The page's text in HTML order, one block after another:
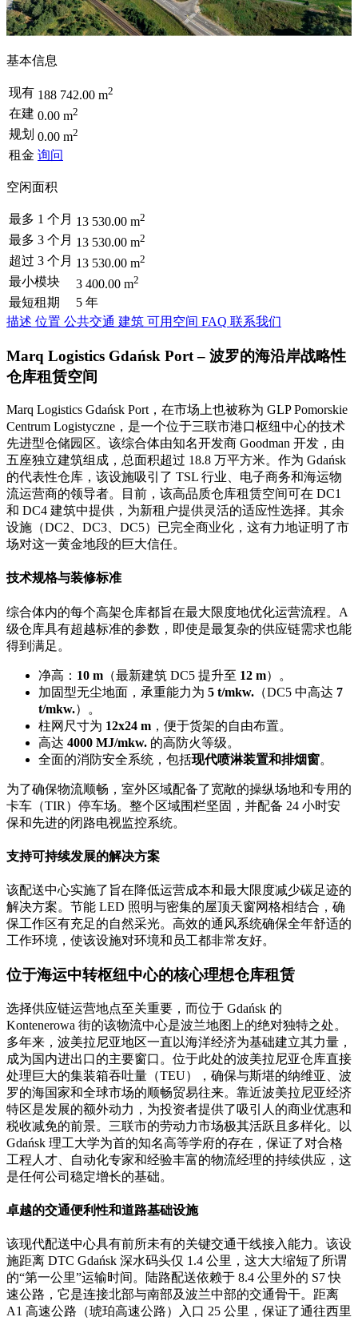
基本信息
现有 188 742.00 m2
在建 0.00 m2
规划 0.00 m2
租金 询问
空闲面积
最多 1 个月 13 530.00 m2
最多 3 个月 13 530.00 m2
超过 3 个月 13 530.00 m2
最小模块 3 400.00 m2
最短租期
5 年
描述 位置 公共交通 建筑 可用空间 FAQ 联系我们
Marq Logistics Gdańsk Port – 波罗的海沿岸战略性
仓库租赁空间
Marq Logistics Gdańsk Port，在市场上也被称为 GLP Pomorskie
Centrum Logistyczne，是一个位于三联市港口枢纽中心的技术
先进型仓储园区。该综合体由知名开发商 Goodman 开发，由
五座独立建筑组成，总面积超过 18.8 万平方米。作为 Gdańsk
的代表性仓库，该设施吸引了 TSL 行业、电子商务和海运物
流运营商的领导者。目前，该高品质仓库租赁空间可在 DC1
和 DC4 建筑中提供，为新租户提供灵活的适应性选择。其余
设施（DC2、DC3、DC5）已完全商业化，这有力地证明了市
场对这一黄金地段的巨大信任。
技术规格与装修标准
综合体内的每个高架仓库都旨在最大限度地优化运营流程。A
级仓库具有超越标准的参数，即使是最复杂的供应链需求也能
得到满足。
净高： 10 m （最新建筑 DC5 提升至 12 m）。
加固型无尘地面，承重能力为 5 t/mkw. （DC5 中高达 7
t/mkw.）。
柱网尺寸为 12x24 m ，便于货架的自由布置。
高达 4000 MJ/mkw. 的高防火等级。
全面的消防安全系统，包括现代喷淋装置和排烟窗。
为了确保物流顺畅，室外区域配备了宽敞的操纵场地和专用的
卡车（TIR）停车场。整个区域围栏坚固，并配备 24 小时安
保和先进的闭路电视监控系统。
支持可持续发展的解决方案
该配送中心实施了旨在降低运营成本和最大限度减少碳足迹的
解决方案。节能 LED 照明与密集的屋顶天窗网格相结合，确
保工作区有充足的自然采光。高效的通风系统确保全年舒适的
工作环境，使该设施对环境和员工都非常友好。
位于海运中转枢纽中心的核心理想仓库租赁
选择供应链运营地点至关重要，而位于 Gdańsk 的
Kontenerowa 街的该物流中心是波兰地图上的绝对独特之处。
多年来，波美拉尼亚地区一直以海洋经济为基础建立其力量，
成为国内进出口的主要窗口。位于此处的波美拉尼亚仓库直接
处理巨大的集装箱吞吐量（TEU），确保与斯堪的纳维亚、波
罗的海国家和全球市场的顺畅贸易往来。靠近波美拉尼亚经济
特区是发展的额外动力，为投资者提供了吸引人的商业优惠和
税收减免的前景。三联市的劳动力市场极其活跃且多样化。以
Gdańsk 理工大学为首的知名高等学府的存在，保证了对合格
工程人才、自动化专家和经验丰富的物流经理的持续供应，这
是任何公司稳定增长的基础。
卓越的交通便利性和道路基础设施
该现代配送中心具有前所未有的关键交通干线接入能力。该设
施距离 DTC Gdańsk 深水码头仅 1.4 公里，这大大缩短了所谓
的“第一公里”运输时间。陆路配送依赖于 8.4 公里外的 S7 快
速公路，它是连接北部与南部及波兰中部的交通骨干。距离
A1 高速公路（琥珀高速公路）入口 25 公里，保证了通往西里